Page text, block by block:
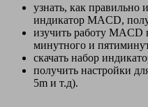
узнать, как правильно
индикатор MACD,
изучить работу
минутного и
скачать набор
получить настройки
5m и т.д).